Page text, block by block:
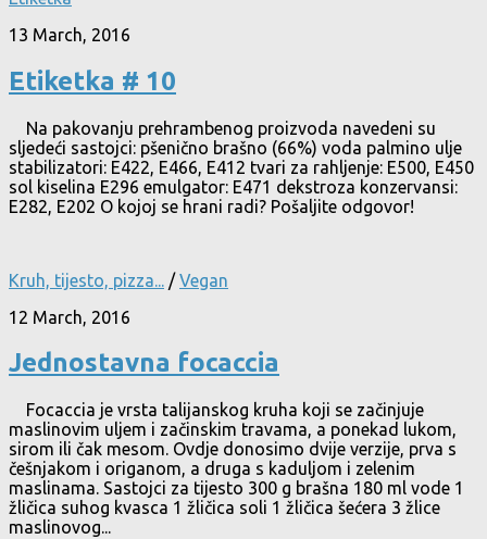
13 March, 2016
Etiketka # 10
Na pakovanju prehrambenog proizvoda navedeni su
sljedeći sastojci: pšenično brašno (66%) voda palmino ulje
stabilizatori: E422, E466, E412 tvari za rahljenje: E500, E450
sol kiselina E296 emulgator: E471 dekstroza konzervansi:
E282, E202 O kojoj se hrani radi? Pošaljite odgovor!
Kruh, tijesto, pizza... /Vegan
12 March, 2016
Jednostavna focaccia
Focaccia je vrsta talijanskog kruha koji se začinjuje
maslinovim uljem i začinskim travama, a ponekad lukom,
sirom ili čak mesom. Ovdje donosimo dvije verzije, prva s
češnjakom i origanom, a druga s kaduljom i zelenim
maslinama. Sastojci za tijesto 300 g brašna 180 ml vode 1
žličica suhog kvasca 1 žličica soli 1 žličica šećera 3 žlice
maslinovog...